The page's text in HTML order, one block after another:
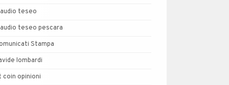
teseo
teseo pescara
Stampa
lombardi
coin opinioni